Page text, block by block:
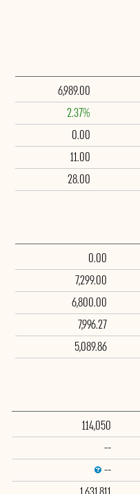
6,989.00
2.37%
0.00
11.00
28.00
0.00
7,299.00
6,800.00
7,996.27
5,089.86
114,050
--
--